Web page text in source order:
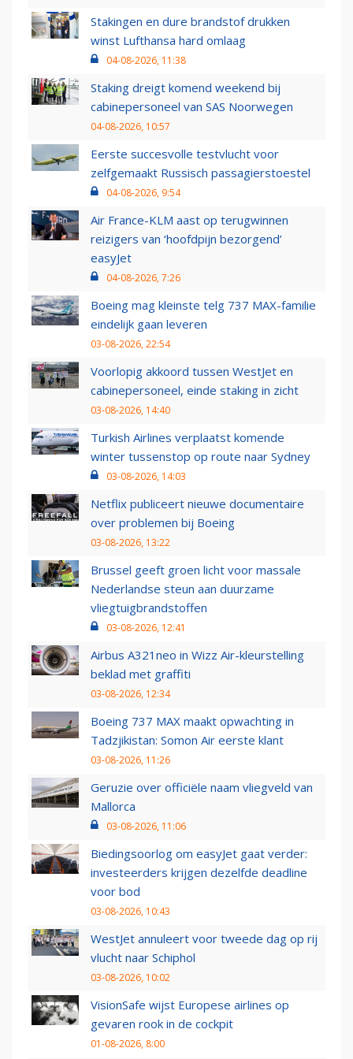
Stakingen en dure brandstof drukken
winst Lufthansa hard omlaag
04-08-2026, 11:38
Staking dreigt komend weekend bij
cabinepersoneel van SAS Noorwegen
04-08-2026, 10:57
Eerste succesvolle testvlucht voor
zelfgemaakt Russisch passagierstoestel
04-08-2026, 9:54
Air France-KLM aast op terugwinnen
reizigers van ‘hoofdpijn bezorgend’
easyJet
04-08-2026, 7:26
Boeing mag kleinste telg 737 MAX-familie
eindelijk gaan leveren
03-08-2026, 22:54
Voorlopig akkoord tussen WestJet en
cabinepersoneel, einde staking in zicht
03-08-2026, 14:40
Turkish Airlines verplaatst komende
winter tussenstop op route naar Sydney
03-08-2026, 14:03
Netflix publiceert nieuwe documentaire
over problemen bij Boeing
03-08-2026, 13:22
Brussel geeft groen licht voor massale
Nederlandse steun aan duurzame
vliegtuigbrandstoffen
03-08-2026, 12:41
Airbus A321neo in Wizz Air-kleurstelling
beklad met graffiti
03-08-2026, 12:34
Boeing 737 MAX maakt opwachting in
Tadzjikistan: Somon Air eerste klant
03-08-2026, 11:26
Geruzie over officiële naam vliegveld van
Mallorca
03-08-2026, 11:06
Biedingsoorlog om easyJet gaat verder:
investeerders krijgen dezelfde deadline
voor bod
03-08-2026, 10:43
WestJet annuleert voor tweede dag op rij
vlucht naar Schiphol
03-08-2026, 10:02
VisionSafe wijst Europese airlines op
gevaren rook in de cockpit
01-08-2026, 8:00